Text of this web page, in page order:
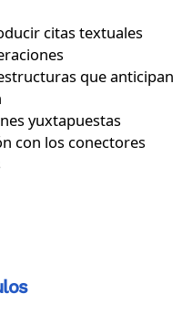
citas textuales
que anticipan
yuxtapuestas
con los conectores